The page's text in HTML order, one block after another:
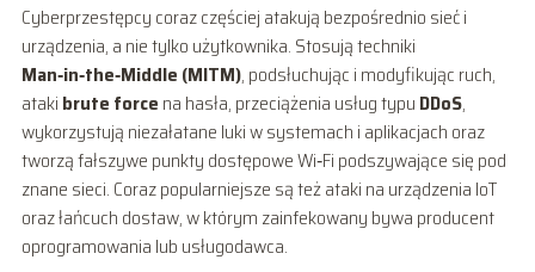
Cyberprzestępcy coraz częściej atakują bezpośrednio sieć i
urządzenia, a nie tylko użytkownika. Stosują techniki
Man‑in‑the‑Middle (MITM), podsłuchując i modyfikując ruch,
ataki brute force na hasła, przeciążenia usług typu DDoS,
wykorzystują niezałatane luki w systemach i aplikacjach oraz
tworzą fałszywe punkty dostępowe Wi‑Fi podszywające się pod
znane sieci. Coraz popularniejsze są też ataki na urządzenia IoT
oraz łańcuch dostaw, w którym zainfekowany bywa producent
oprogramowania lub usługodawca.